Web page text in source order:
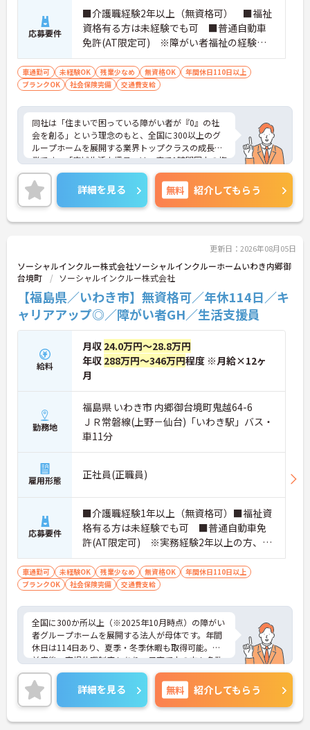
応募要件
■介護職経験2年以上（無資格可） ■福祉
資格有る方は未経験でも可 ■普通自動車
免許(AT限定可) ※障がい者福祉の経験は
不問です。※実務経験2年以上の方、障がい
者福祉に関する経験をお持ちの方大歓迎
車通勤可 未経験OK 残業少なめ 無資格OK
年間休日110日以上
ブランクOK
社会保険完備 交通費支給
同社は「住まいで困っている障がい者が『0』の社
会を創る」という理念のもと、全国に300以上のグ
ループホームを展開する業界トップクラスの成長企
業です。「広域生活支援員」は、車で1時間圏内の複
数施設を横断的に担当し、現場支援とパートスタッ
フのサポートを行うハイクラスなポジションです。
最新設備とバリアフリーが完備され、スタッフの身
体的負担が少なく、広域手当5万円が付与されるこ
とで高い給与水準を実現しています。年間休日114
効率化など、ワークライフバランスを保ちながら定
年70歳まで長期的に活躍できる制度が盤石に整って
います。複数施設を経験することで培われるマネジ
メント視点は、将来的なエリアマネージャーへのキ
ャリアアップにも直結しており、最新の環境で専門
性を発揮したいプロフェッショナルの方にお勧めで
す。
★おすすめPOINT★
・広域支援員として複数のホームを巡るため、各ホ
ームのパートスタッフの教育やサポートにも携わる
ネージャー候補としてのステップアップに直結しま
す。
・定年70歳、再雇用75歳までという業界屈指の制度
なく長期的なキャリアを築いていただけます。
・全施設がバリアフリー設計かつ最新設備を備えて
おり、清潔感にあふれた美しい環境です。ハード面
に加え、ソフト面でも「献立の事前決定・レシピ完
備」により現場の負担が大幅に軽減されています。
ご利用者様の安全性はもちろん、働くスタッフにと
っても身体的負担が少なく、高いモチベーションを
保って業務に集中できます。
詳細を見る 無料 紹介してもらう
更新日：2026年08月05日
ソーシャルインクルー株式会社ソーシャルインクルーホームいわき内郷御
台境町
ソーシャルインクルー株式会社
【福島県／いわき市】無資格可／年休114日／キ
ャリアアップ◎／障がい者GH／生活支援員
給料
月収 24.0万円～28.8万円
年収 288万円～346万円程度 ※月給×12ヶ
月
勤務地
福島県 いわき市 内郷御台境町鬼越64-6
ＪＲ常磐線(上野－仙台)「いわき駅」バス・
車11分
雇用形態 正社員(正職員)
応募要件
■介護職経験1年以上（無資格可）■福祉資
格有る方は未経験でも可 ■普通自動車免
許(AT限定可) ※実務経験2年以上の方、障
がい者福祉に関する経験をお持ちの方大歓
迎
車通勤可 未経験OK 残業少なめ 無資格OK
年間休日110日以上
ブランクOK
社会保険完備 交通費支給
全国に300か所以上（※2025年10月時点）の障がい
者グループホームを展開する法人が母体です。年間
休日は114日あり、夏季・冬季休暇も取得可能。産
前産後・育児休暇制度もあり、子育て中の方も多数
活躍中で、ワークライフバランスを大切にしながら
働ける環境が整っています。研修制度や外部勉強会
の受講支援もあり、スキルアップもしっかりサポー
ト。将来的には管理者やエリアマネージャーへのキ
ャリアアップも目指せます。20代から60代まで幅広
詳細を見る 無料 紹介してもらう